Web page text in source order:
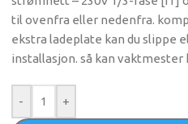
til ovenfra eller nedenfra.
ekstra ladeplate kan du slippe
installasjon. så kan
- +